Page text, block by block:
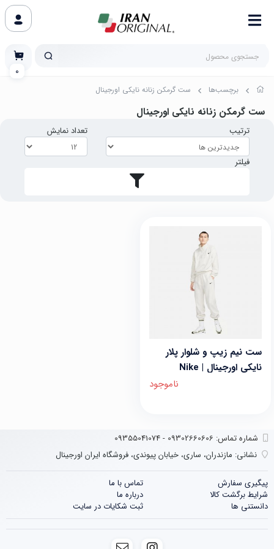
برچسب‌ها ست گرمکن زنانه نایکی اورجینال
ست گرمکن زنانه نایکی اورجینال
ترتیب تعداد نمایش
فیلتر
ست نیم زیپ و شلوار پلار
نایکی اورجینال | Nike
ناموجود
شماره تماس‌: 09302660606 - 09355041074
نشانی: مازندران، ساری، خیابان پیوندی، فروشگاه ایران اورجینال
پیگیری سفارش
تماس با ما
شرایط برگشت کالا
درباره ما
دانستنی ها
ثبت شکایات در سایت
0